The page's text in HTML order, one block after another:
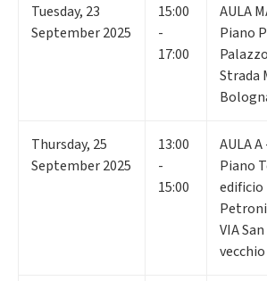
Tuesday, 23
September 2025
15:00
-
17:00
AULA
Piano
Strada
Thursday, 25
September 2025
13:00
-
15:00
AULA A
Piano
edificio
VIA